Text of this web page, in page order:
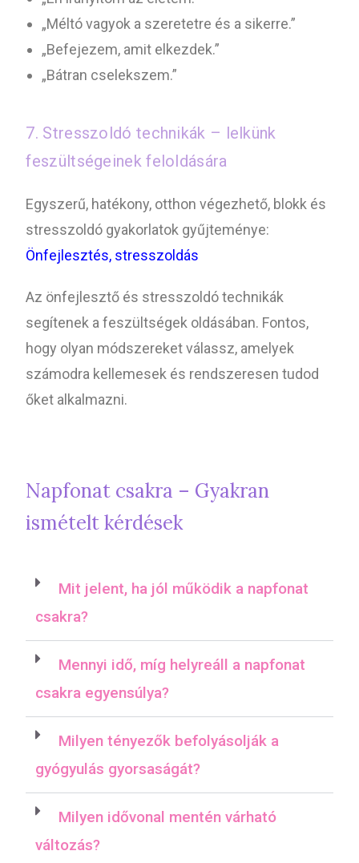
„Méltó vagyok a szeretetre és a sikerre.”
„Befejezem, amit elkezdek.”
„Bátran cselekszem.”
7. Stresszoldó technikák – lelkünk
feszültségeinek feloldására
Egyszerű, hatékony, otthon végezhető, blokk és
stresszoldó gyakorlatok gyűjteménye:
Önfejlesztés, stresszoldás
Az önfejlesztő és stresszoldó technikák
segítenek a feszültségek oldásában. Fontos,
hogy olyan módszereket válassz, amelyek
számodra kellemesek és rendszeresen tudod
őket alkalmazni.
Napfonat csakra – Gyakran
ismételt kérdések
Mit jelent, ha jól működik a napfonat
csakra?
Mennyi idő, míg helyreáll a napfonat
csakra egyensúlya?
Milyen tényezők befolyásolják a
gyógyulás gyorsaságát?
Milyen idővonal mentén várható
változás?